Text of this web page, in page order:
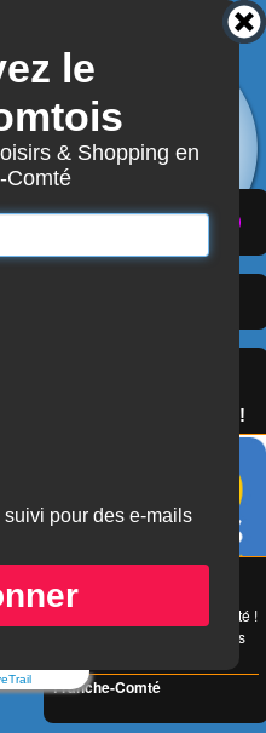
3872
7870
Abonnement Mag'Comtois
) (MON COMPTE )
LE PASS'COMTOIS !
😉 LA carte de réduction
accessible à tous et valable
1 an entier en Franche-Comté !
👍 + de 350 Partenaires dans
Franche-Comté
le
& Shopping en
Comté
suivi pour des e-mails